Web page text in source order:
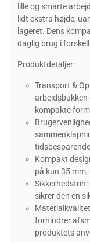
lille og smarte
lidt ekstra højde,
lageret. Dens
daglig brug i
Produktdetaljer:
Transport &
arbejdsbukken
kompakte
Kompakt
på kun 35
sikrer den en
forhindrer
produktets